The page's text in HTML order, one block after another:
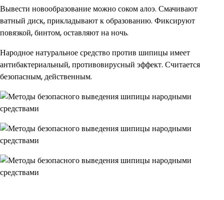
Вывести новообразование можно соком алоэ. Смачивают
ватный диск, прикладывают к образованию. Фиксируют
повязкой, бинтом, оставляют на ночь.
Народное натуральное средство против шипицы имеет
антибактериальный, противовирусный эффект. Считается
безопасным, действенным.